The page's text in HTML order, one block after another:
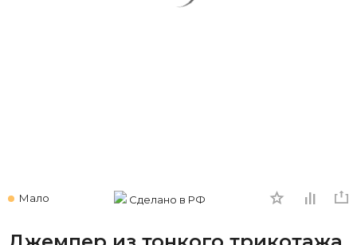
Мало Сделано в РФ